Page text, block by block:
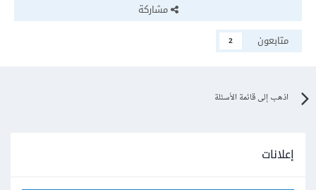
مشاركة
متابعون
2
اذهب إلى قائمة الأسئلة
إعلانات